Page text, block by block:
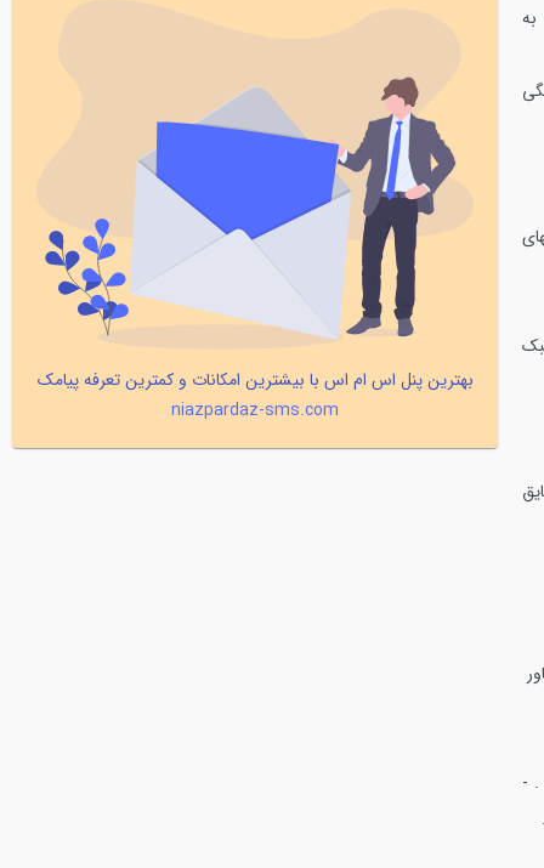
به
.
-
بهترین پنل اس ام اس با بیشترین امکانات و کمترین تعرفه پیامک
niazpardaz-sms.com